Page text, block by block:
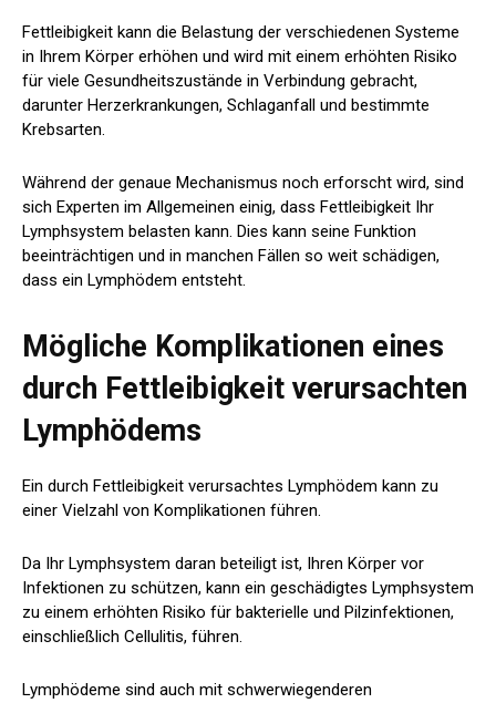
Fettleibigkeit kann die Belastung der verschiedenen Systeme
in Ihrem Körper erhöhen und wird mit einem erhöhten Risiko
für viele Gesundheitszustände in Verbindung gebracht,
darunter Herzerkrankungen, Schlaganfall und bestimmte
Krebsarten.
Während der genaue Mechanismus noch erforscht wird, sind
sich Experten im Allgemeinen einig, dass Fettleibigkeit Ihr
Lymphsystem belasten kann. Dies kann seine Funktion
beeinträchtigen und in manchen Fällen so weit schädigen,
dass ein Lymphödem entsteht.
Mögliche Komplikationen eines
durch Fettleibigkeit verursachten
Lymphödems
Ein durch Fettleibigkeit verursachtes Lymphödem kann zu
einer Vielzahl von Komplikationen führen.
Da Ihr Lymphsystem daran beteiligt ist, Ihren Körper vor
Infektionen zu schützen, kann ein geschädigtes Lymphsystem
zu einem erhöhten Risiko für bakterielle und Pilzinfektionen,
einschließlich Cellulitis, führen.
Lymphödeme sind auch mit schwerwiegenderen